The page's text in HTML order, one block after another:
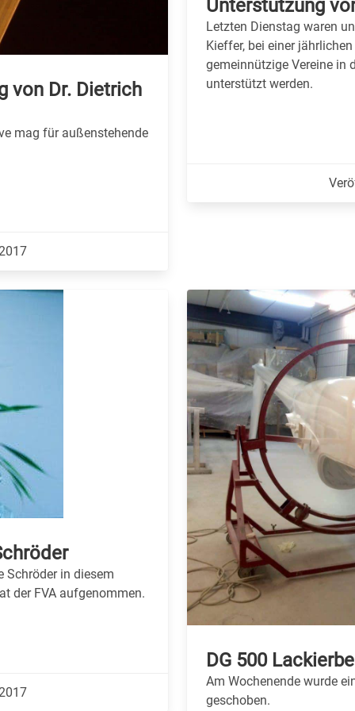
von Dr. Dietrich
mag für außenstehende
Unterstützung
Letzten Dienstag waren
Kieffer, bei einer
gemeinnützige Vereine in
unterstützt werden.
Schröder in diesem
der FVA aufgenommen.
DG 500
Am Wochenende wurde
geschoben.